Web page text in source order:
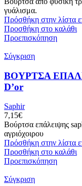
γυάλισμα.
Πρόσθήκη στην λίστα
Προσθήκη στο καλάθι
Προεπισκόπηση
Σύγκριση
ΒΟΥΡΤΣΑ
D’or
Saphir
7,15€
Βούρτσα επάλειψης
αγριόχοιρου
Πρόσθήκη στην λίστα
Προσθήκη στο καλάθι
Προεπισκόπηση
Σύγκριση